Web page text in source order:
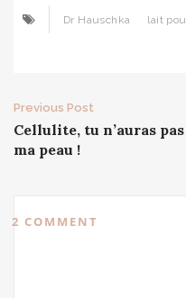
Dr Hauschka lait
Post
navigation
Previous Post
Cellulite, tu n’auras pas
ma peau !
2 COMMENT